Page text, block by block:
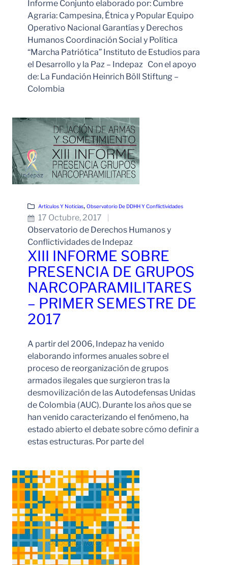
Informe Conjunto elaborado por: Cumbre
Agraria: Campesina, Étnica y Popular Equipo
Operativo Nacional Garantías y Derechos
Humanos Coordinación Social y Política
“Marcha Patriótica” Instituto de Estudios para
el Desarrollo y la Paz – Indepaz Con el apoyo
de: La Fundación Heinrich Böll Stiftung –
Colombia
Artículos Y Noticias, Observatorio De DDHH Y Conflictividades
17 Octubre, 2017
Observatorio de Derechos Humanos y
Conflictividades de Indepaz
XIII INFORME SOBRE
PRESENCIA DE GRUPOS
NARCOPARAMILITARES
– PRIMER SEMESTRE DE
2017
A partir del 2006, Indepaz ha venido
elaborando informes anuales sobre el
proceso de reorganización de grupos
armados ilegales que surgieron tras la
desmovilización de las Autodefensas Unidas
de Colombia (AUC). Durante los años que se
han venido caracterizando el fenómeno, ha
estado abierto el debate sobre cómo definir a
estas estructuras. Por parte del